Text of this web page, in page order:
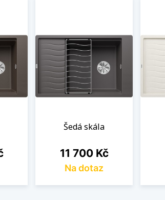
Šedá skála
Cena
11 700 Kč
Na dotaz